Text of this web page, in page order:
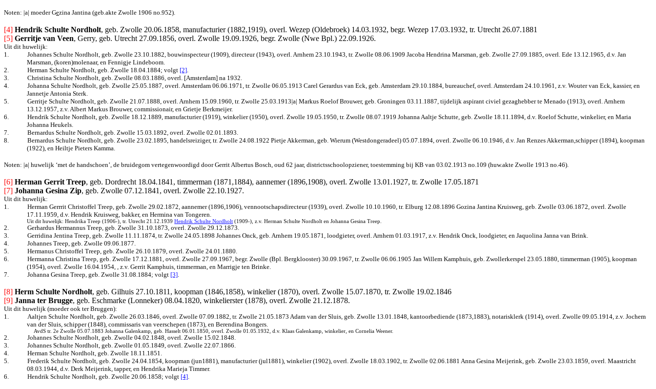
Noten: |a| moeder Gezina Jantina (geb.akte Zwolle 1906 no.952).
[4] Hendrik Schulte Nordholt, geb. Zwolle 20.06.1858, manufacturier (1882,1919), overl. Wezep (Oldebroek) 14.03.1932, begr. Wezep 17.03.1932, tr. Utrecht 26.07.1881
[5] Gerritje van Veen, Gerry, geb. Utrecht 27.09.1856, overl. Zwolle 19.09.1926, begr. Zwolle (Nwe Bpl.) 22.09.1926.
Uit dit huwelijk:
1.
Johannes Schulte Nordholt, geb. Zwolle 23.10.1882, bouwinspecteur (1909), directeur (1943), overl. Arnhem 23.10.1943, tr. Zwolle 08.06.1909 Jacoba Hendrina Marsman, geb. Zwolle 27.09.1885, overl. Ede 13.12.1965, d.v. Jan
Marsman, (koren)molenaar, en Fennigje Lindeboom.
2.
Herman Schulte Nordholt, geb. Zwolle 18.04.1884; volgt [2].
3.
Christina Schulte Nordholt, geb. Zwolle 08.03.1886, overl. [Amsterdam] na 1932.
4.
Johanna Schulte Nordholt, geb. Zwolle 25.05.1887, overl. Amsterdam 06.06.1971, tr. Zwolle 06.05.1913 Carel Gerardus van Eck, geb. Amsterdam 29.10.1884, bureauchef, overl. Amsterdam 24.10.1961, z.v. Wouter van Eck, kassier, en
Jannetje Antonia Sterk.
5.
Gerritje Schulte Nordholt, geb. Zwolle 21.07.1888, overl. Arnhem 15.09.1960, tr. Zwolle 25.03.1913|a| Markus Roelof Brouwer, geb. Groningen 03.11.1887, tijdelijk aspirant civiel gezaghebber te Menado (1913), overl. Arnhem
13.12.1957, z.v. Albert Markus Brouwer, commissionair, en Grietje Berkmeijer.
6.
Hendrik Schulte Nordholt, geb. Zwolle 18.12.1889, manufacturier (1919), winkelier (1950), overl. Zwolle 19.05.1950, tr. Zwolle 08.07.1919 Johanna Aaltje Schutte, geb. Zwolle 18.11.1894, d.v. Roelof Schutte, winkelier, en Maria
Johanna Heukels.
7.
Bernardus Schulte Nordholt, geb. Zwolle 15.03.1892, overl. Zwolle 02.01.1893.
8.
Bernardus Schulte Nordholt, geb. Zwolle 23.02.1895, handelsreiziger, tr. Zwolle 24.08.1922 Pietje Akkerman, geb. Wierum (Westdongeradeel) 05.07.1894, overl. Zwolle 06.10.1946, d.v. Jan Renzes Akkerman,schipper (1894), koopman
(1922), en Heiltje Pieters Kamma.
Noten: |a| huwelijk ‘met de handschoen’, de bruidegom vertegenwoordigd door Gerrit Albertus Bosch, oud 62 jaar, districtsschoolopziener, toestemming bij KB van 03.02.1913 no.109 (huw.akte Zwolle 1913 no.46).
[6] Herman Gerrit Treep, geb. Dordrecht 18.04.1841, timmerman (1871,1884), aannemer (1896,1908), overl. Zwolle 13.01.1927, tr. Zwolle 17.05.1871
[7] Johanna Gesina Zip, geb. Zwolle 07.12.1841, overl. Zwolle 22.10.1927.
Uit dit huwelijk:
1.
Herman Gerrrit Christoffel Treep, geb. Zwolle 29.02.1872, aannemer (1896,1906), vennootschapsdirecteur (1939), overl. Zwolle 10.10.1960, tr. Elburg 12.08.1896 Gozina Jantina Kruisweg, geb. Zwolle 03.06.1872, overl. Zwolle
17.11.1959, d.v. Hendrik Kruisweg, bakker, en Hermina van Tongeren.
Uit dit huwelijk: Hendrika Treep (1906-), tr. Utrecht 21.12.1939Hendrik Schulte Nordholt (1909-), z.v. Herman Schulte Nordholt en Johanna Gesina Treep.
2.
Gerhardus Hermannus Treep, geb. Zwolle 31.10.1873, overl. Zwolle 29.12.1873.
3.
Gerridina Jentina Treep, geb. Zwolle 11.11.1874, tr. Zwolle 24.05.1898 Johannes Onck, geb. Arnhem 19.05.1871, loodgieter, overl. Arnhem 01.03.1917, z.v. Hendrik Onck, loodgieter, en Jaquolina Janna van Brink.
4.
Johannes Treep, geb. Zwolle 09.06.1877.
5.
Hermanus Christoffel Treep, geb. Zwolle 26.10.1879, overl. Zwolle 24.01.1880.
6.
Hermanna Christina Treep, geb. Zwolle 17.12.1881, overl. Zwolle 27.09.1967, begr. Zwolle (Bpl. Bergklooster) 30.09.1967, tr. Zwolle 06.06.1905 Jan Willem Kamphuis, geb. Zwollerkerspel 23.05.1880, timmerman (1905), koopman
(1954), overl. Zwolle 16.04.1954, , z.v. Gerrit Kamphuis, timmerman, en Marrigje ten Brinke.
7.
Johanna Gesina Treep, geb. Zwolle 31.08.1884; volgt [3].
[8] Herm Schulte Nordholt, geb. Gilhuis 27.10.1811, koopman (1846,1858), winkelier (1870), overl. Zwolle 15.07.1870, tr. Zwolle 19.02.1846
[9] Janna ter Brugge, geb. Eschmarke (Lonneker) 08.04.1820, winkelierster (1878), overl. Zwolle 21.12.1878.
Uit dit huwelijk (moeder ook ter Bruggen):
1.
Aaltjen Schulte Nordholt, geb. Zwolle 26.03.1846, overl. Zwolle 07.09.1882, tr. Zwolle 21.05.1873 Adam van der Sluis, geb. Zwolle 13.01.1848, kantoorbediende (1873,1883), notarisklerk (1914), overl. Zwolle 09.05.1914, z.v. Jochem
van der Sluis, schipper (1848), commissaris van veerschepen (1873), en Berendina Bongers.
AvdS tr. 2e Zwolle 05.07.1883 Johanna Galenkamp, geb. Hasselt 06.01.1850, overl. Zwolle 01.05.1932, d.v. Klaas Galenkamp, winkelier, en Cornelia Weener.
2.
Johannes Schulte Nordholt, geb. Zwolle 04.02.1848, overl. Zwolle 15.02.1848.
3.
Johannes Schulte Nordholt, geb. Zwolle 01.05.1849, overl. Zwolle 22.07.1866.
4.
Herman Schulte Nordholt, geb. Zwolle 18.11.1851.
5.
Frederik Schulte Nordholt, geb. Zwolle 24.04.1854, koopman (jun1881), manufacturier (jul1881), winkelier (1902), overl. Zwolle 18.03.1902, tr. Zwolle 02.06.1881 Anna Gesina Meijerink, geb. Zwolle 23.03.1859, overl. Maastricht
08.03.1944, d.v. Derk Meijerink, tapper, en Hendrika Marieja Timmer.
6.
Hendrik Schulte Nordholt, geb. Zwolle 20.06.1858; volgt [4].